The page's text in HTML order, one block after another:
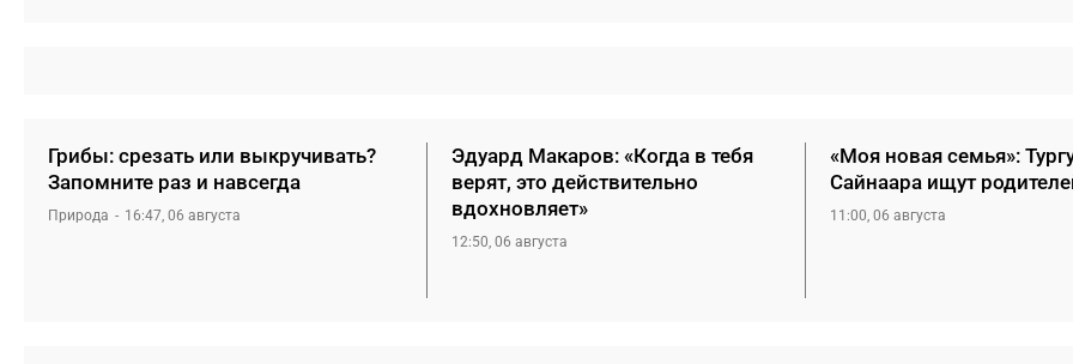
Грибы: срезать или выкручивать?
Запомните раз и навсегда
Природа 16:47, 06 августа
Эдуард Макаров: «Когда в тебя
верят, это действительно
вдохновляет»
12:50, 06 августа
«Моя новая семья»:
Сайнаара ищут
11:00, 06 августа